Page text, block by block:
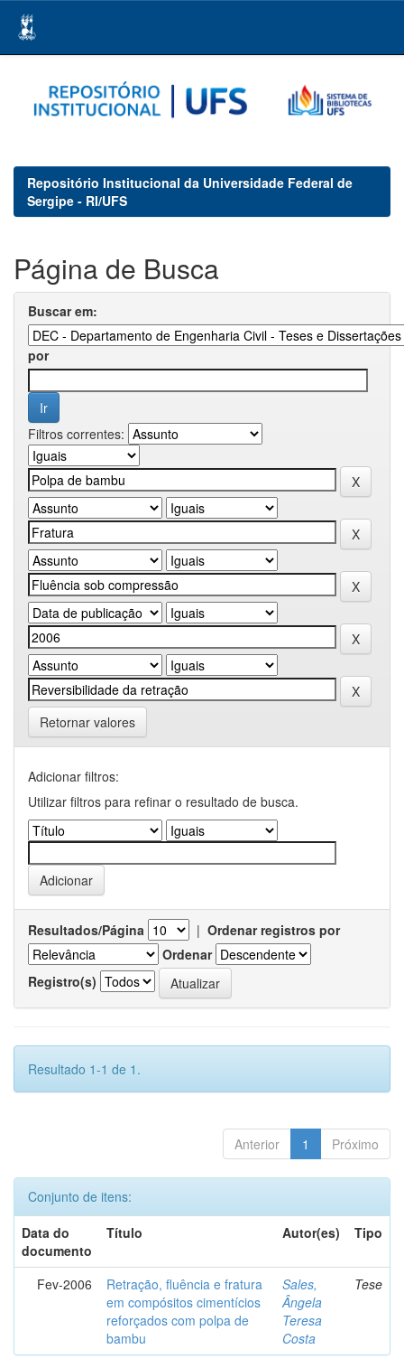
navigation
Repositório Institucional da Universidade Federal de
Sergipe - RI/UFS
Página de Busca
Buscar em:
por
Filtros correntes:
Retornar valores
Adicionar filtros:
Utilizar filtros para refinar o resultado de busca.
Resultados/Página | Ordenar registros por
Ordenar
Registro(s)
Resultado 1-1 de 1.
Anterior 1 Próximo
Conjunto de itens:
Data do
documento
Título Autor(es) Tipo
Fev-2006
Retração, fluência e fratura
em compósitos cimentícios
reforçados com polpa de
bambu
Sales,
Ângela
Teresa
Costa
Tese